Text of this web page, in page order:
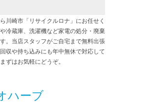
川崎市「リサイクルロナ」にお任せく
冷蔵庫、洗濯機など家電の処分・廃棄
。当店スタッフがご自宅まで無料出張
収や持ち込みにも年中無休で対応して
ずはお気軽にどうぞ。
ハーブ